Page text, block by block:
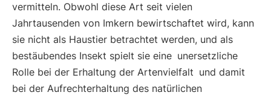
vermitteln. Obwohl diese Art seit vielen
Jahrtausenden von Imkern bewirtschaftet wird, kann
sie nicht als Haustier betrachtet werden, und als
bestäubendes Insekt spielt sie eine unersetzliche
Rolle bei der Erhaltung der Artenvielfalt und damit
bei der Aufrechterhaltung des natürlichen